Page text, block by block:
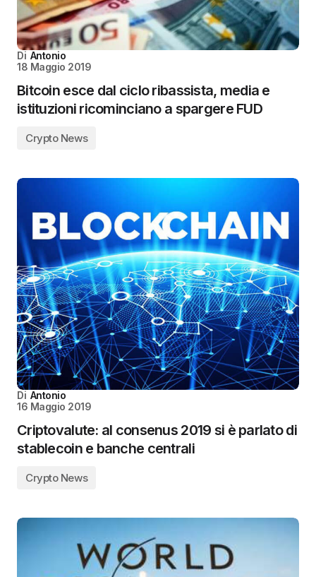
Di Antonio
18 Maggio 2019
Bitcoin esce dal ciclo ribassista, media e
istituzioni ricominciano a spargere FUD
Crypto News
Di Antonio
16 Maggio 2019
Criptovalute: al consenus 2019 si è parlato di
stablecoin e banche centrali
Crypto News